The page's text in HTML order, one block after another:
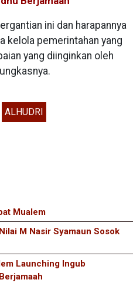
ini dan harapannya
kelola pemerintahan yang
yang diinginkan oleh
ALHUDRI
Mualem
M Nasir Syamaun Sosok
Launching Ingub